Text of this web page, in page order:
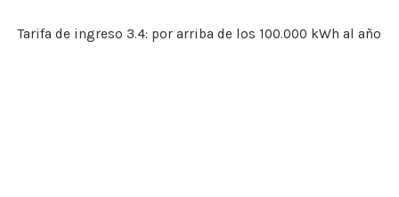
Tarifa de ingreso 3.4: por arriba de los 100.000 kWh al año